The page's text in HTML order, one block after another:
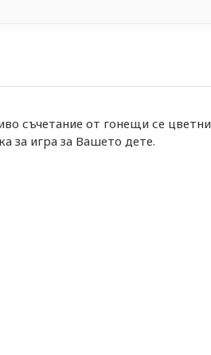
съчетание от гонещи се цветни
за игра за Вашето дете.